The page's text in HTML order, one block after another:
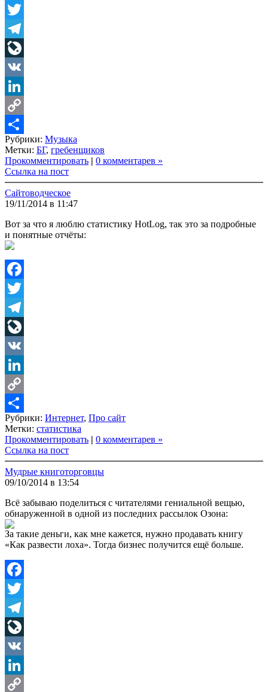
Facebook
Twitter
Telegram
LiveJournal
VK
LinkedIn
Copy
Link
Share
Рубрики: Музыка
Метки: БГ, гребенщиков
Прокомментировать | 0 комментарев »
Ссылка на пост
Сайтоводческое
19/11/2014 в 11:47
Вот за что я люблю статистику HotLog, так это за подробные
и понятные отчёты:
Facebook
Twitter
Telegram
LiveJournal
VK
LinkedIn
Copy
Link
Share
Рубрики: Интернет, Про сайт
Метки: статистика
Прокомментировать | 0 комментарев »
Ссылка на пост
Мудрые книготорговцы
09/10/2014 в 13:54
Всё забываю поделиться с читателями гениальной вещью,
обнаруженной в одной из последних рассылок Озона:
За такие деньги, как мне кажется, нужно продавать книгу
«Как развести лоха». Тогда бизнес получится ещё больше.
Facebook
Twitter
Telegram
LiveJournal
VK
LinkedIn